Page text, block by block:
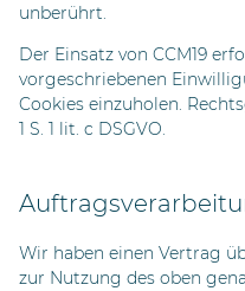
unberührt.
Der Einsatz von CCM19
vorgeschriebenen
Cookies einzuholen.
1 S. 1 lit. c DSGVO.
Wir haben einen Vertrag
zur Nutzung des oben